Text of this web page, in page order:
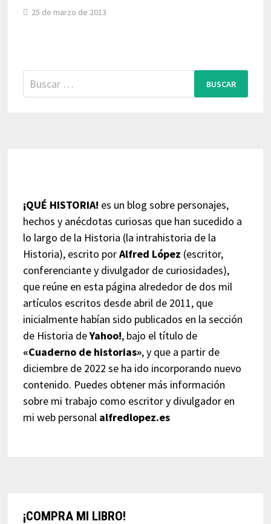
25 de marzo de 2013
Buscar:
¡QUÉ HISTORIA! es un blog sobre personajes,
hechos y anécdotas curiosas que han sucedido a
lo largo de la Historia (la intrahistoria de la
Historia), escrito porAlfred López (escritor,
conferenciante y divulgador de curiosidades),
que reúne en esta página alrededor de dos mil
artículos escritos desde abril de 2011, que
inicialmente habían sido publicados en la sección
de Historia deYahoo!, bajo el título de
«Cuaderno de historias», y que a partir de
diciembre de 2022 se ha ido incorporando nuevo
contenido. Puedes obtener más información
sobre mi trabajo como escritor y divulgador en
mi web personal alfredlopez.es
¡COMPRA MI LIBRO!